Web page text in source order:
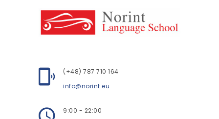
(+48) 787 710 164
info@norint.eu
9:00 - 22:00